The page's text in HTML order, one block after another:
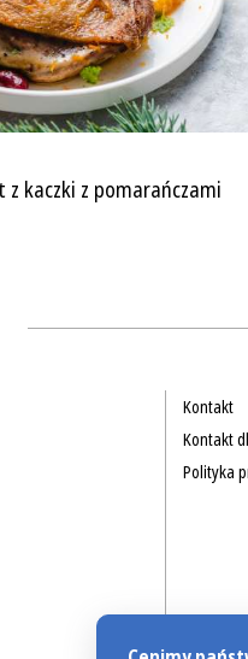
z kaczki z pomarańczami
Kontakt
Kontakt
Polityka